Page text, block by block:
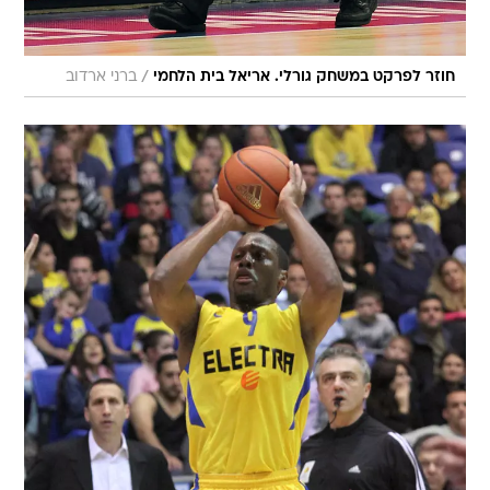
חוזר לפרקט במשחק גורלי. אריאל בית הלחמי / ברני ארדוב